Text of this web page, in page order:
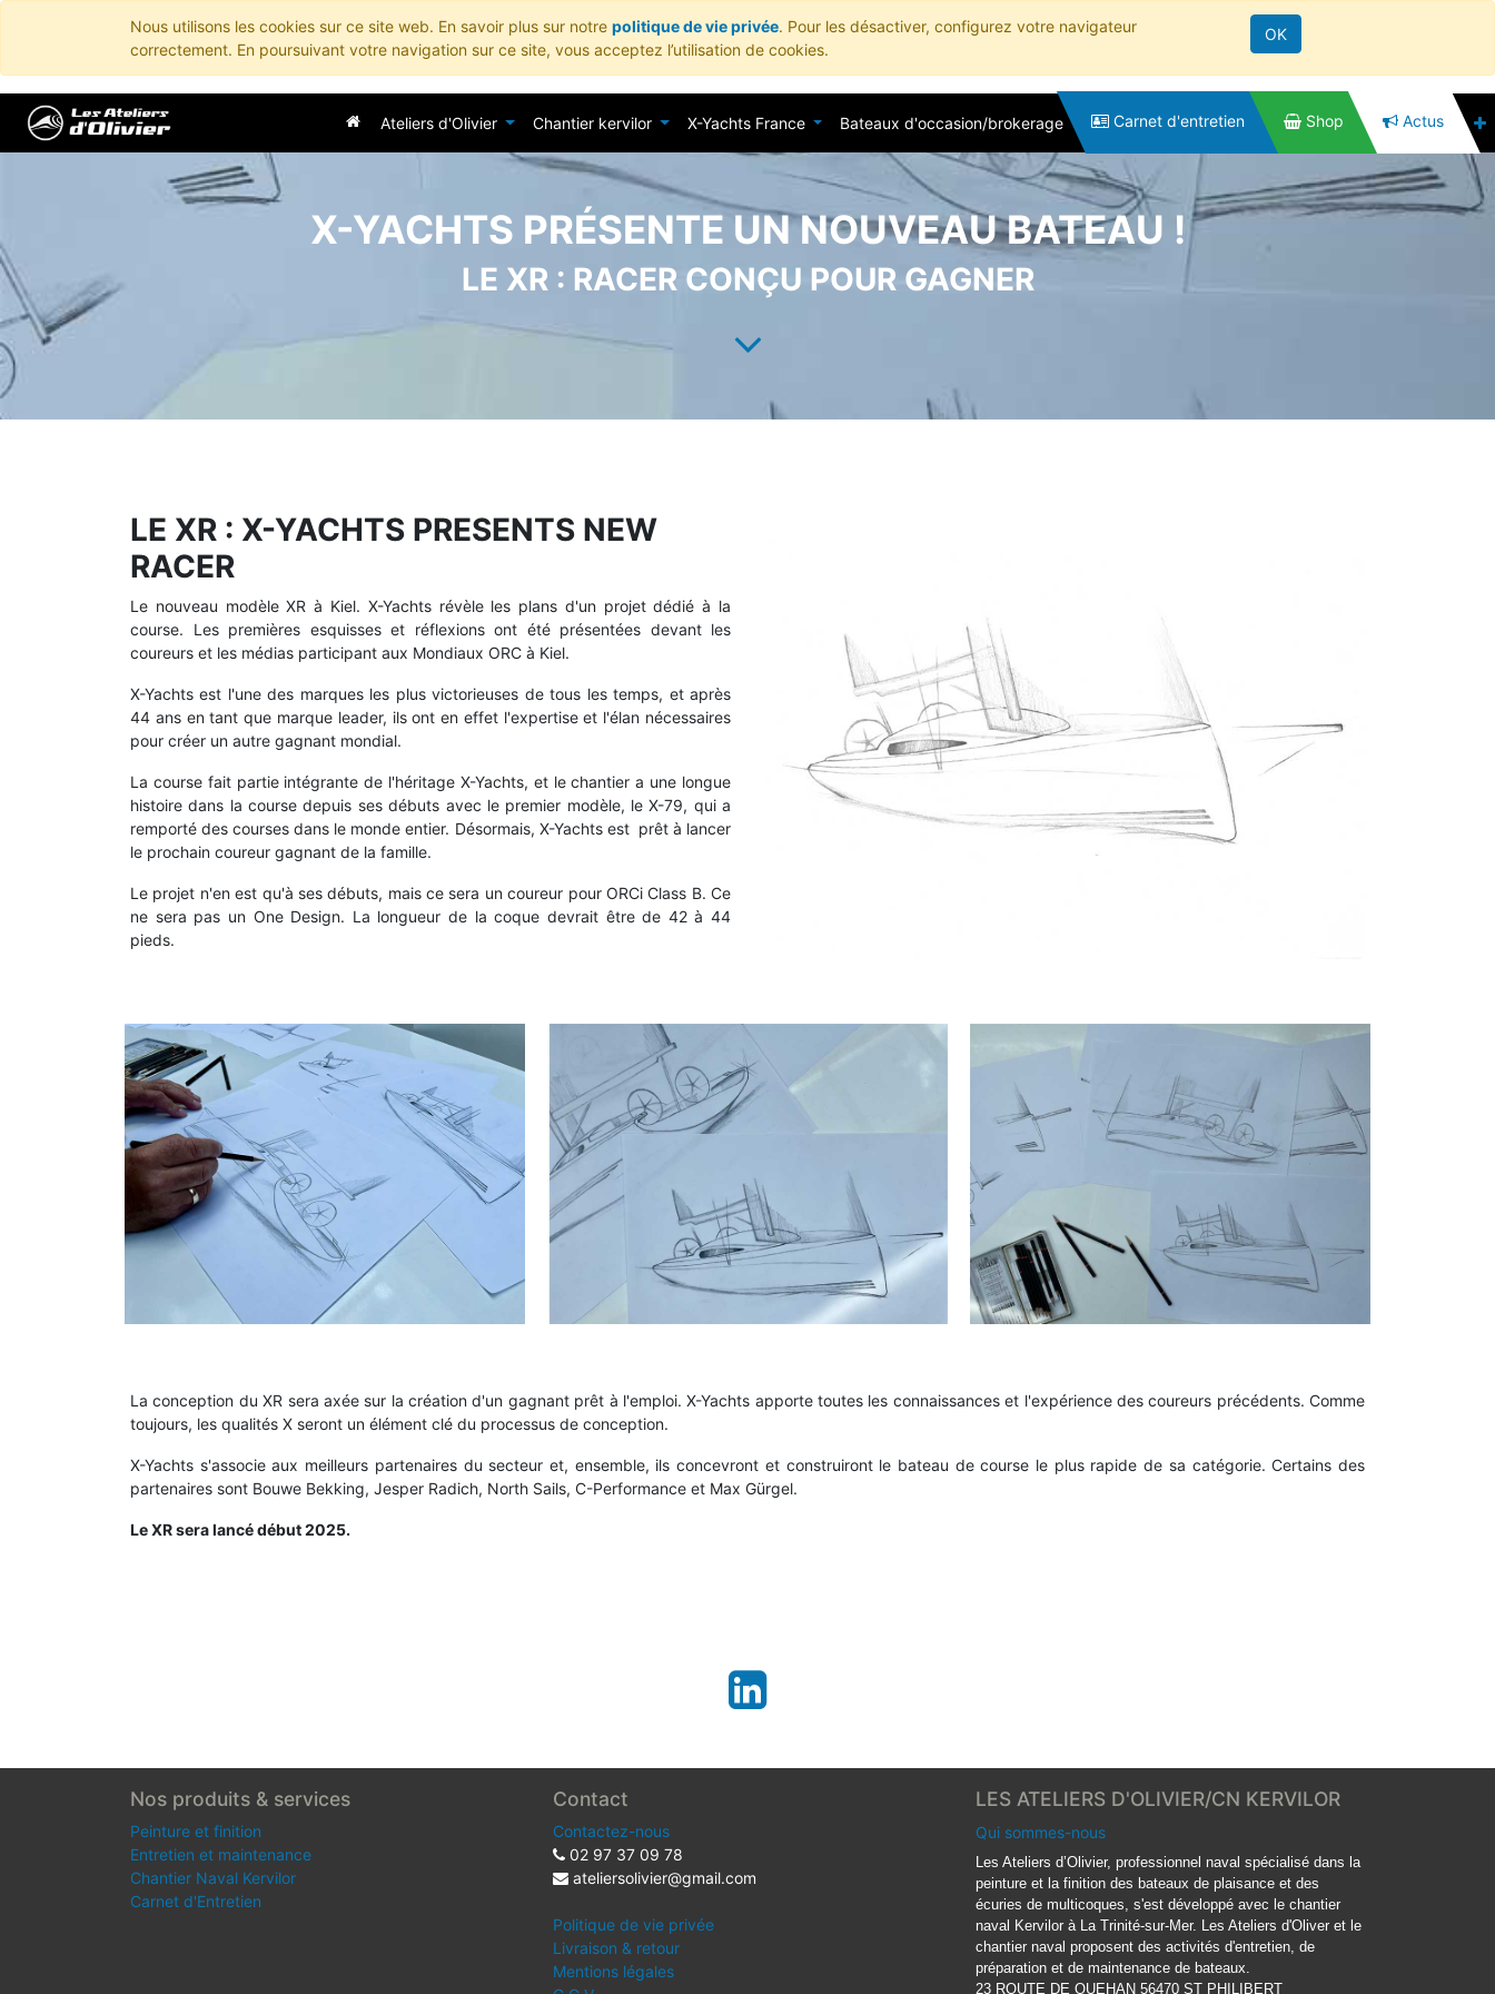
Nous utilisons les cookies sur ce site web. En savoir plus sur notre politique de vie privée. Pour les désactiver, configurez votre navigateur
correctement. En poursuivant votre navigation sur ce site, vous acceptez l’utilisation de cookies.
OK
Ateliers d'Olivier Chantier kervilor X-Yachts France Bateaux d'occasion/brokerage Carnet d'entretien Shop Actus
X-YACHTS PRÉSENTE UN NOUVEAU BATEAU !
LE XR : RACER CONÇU POUR GAGNER
LE XR : X-YACHTS PRESENTS NEW
RACER
Le nouveau modèle XR à Kiel. X-Yachts révèle les plans d'un projet dédié à la
course. Les premières esquisses et réflexions ont été présentées devant les
coureurs et les médias participant aux Mondiaux ORC à Kiel.
X-Yachts est l'une des marques les plus victorieuses de tous les temps, et après
44 ans en tant que marque leader, ils ont en effet l'expertise et l'élan nécessaires
pour créer un autre gagnant mondial.
La course fait partie intégrante de l'héritage X-Yachts, et le chantier a une longue
histoire dans la course depuis ses débuts avec le premier modèle, le X-79, qui a
remporté des courses dans le monde entier. Désormais, X-Yachts est prêt à lancer
le prochain coureur gagnant de la famille.
Le projet n'en est qu'à ses débuts, mais ce sera un coureur pour ORCi Class B. Ce
ne sera pas un One Design. La longueur de la coque devrait être de 42 à 44
pieds.
La conception du XR sera axée sur la création d'un gagnant prêt à l'emploi. X-Yachts apporte toutes les connaissances et l'expérience des coureurs précédents. Comme
toujours, les qualités X seront un élément clé du processus de conception.
X-Yachts s'associe aux meilleurs partenaires du secteur et, ensemble, ils concevront et construiront le bateau de course le plus rapide de sa catégorie. Certains des
partenaires sont Bouwe Bekking, Jesper Radich, North Sails, C-Performance et Max Gürgel.
Le XR sera lancé début 2025.
Nos produits & services
Peinture et finition
Entretien et maintenance
Chantier Naval Kervilor
Carnet d'Entretien
Contact
Contactez-nous
02 97 37 09 78
ateliersolivier@gmail.com
Politique de vie privée
Livraison & retour
Mentions légales
LES ATELIERS D'OLIVIER/CN KERVILOR
Qui sommes-nous
Les Ateliers d’Olivier, professionnel naval spécialisé dans la
peinture et la finition des bateaux de plaisance et des
écuries de multicoques, s'est développé avec le chantier
naval Kervilor à La Trinité-sur-Mer. Les Ateliers d'Oliver et le
chantier naval proposent des activités d'entretien, de
préparation et de maintenance de bateaux.
23 ROUTE DE QUEHAN 56470 ST PHILIBERT